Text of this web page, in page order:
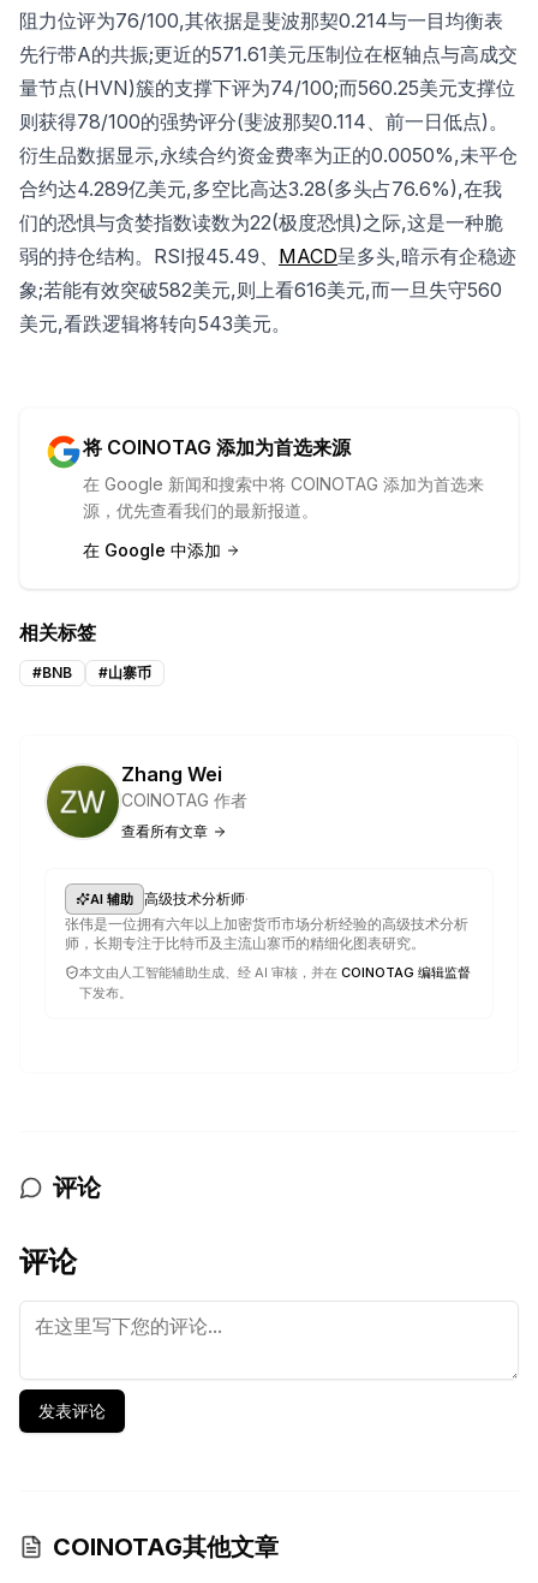
阻力位评为76/100,其依据是斐波那契0.214与一目均衡表
先行带A的共振;更近的571.61美元压制位在枢轴点与高成交
量节点(HVN)簇的支撑下评为74/100;而560.25美元支撑位
则获得78/100的强势评分(斐波那契0.114、前一日低点)。
衍生品数据显示,永续合约资金费率为正的0.0050%,未平仓
合约达4.289亿美元,多空比高达3.28(多头占76.6%),在我
们的恐惧与贪婪指数读数为22(极度恐惧)之际,这是一种脆
弱的持仓结构。RSI报45.49、 MACD呈多头,暗示有企稳迹
象;若能有效突破582美元,则上看616美元,而一旦失守560
美元,看跌逻辑将转向543美元。
将 COINOTAG 添加为首选来源
在 Google 新闻和搜索中将 COINOTAG 添加为首选来
源，优先查看我们的最新报道。
在 Google 中添加
相关标签
#BNB #山寨币
Zhang Wei
COINOTAG 作者
查看所有文章
AI 辅助 高级技术分析师·
张伟是一位拥有六年以上加密货币市场分析经验的高级技术分析
师，长期专注于比特币及主流山寨币的精细化图表研究。
本文由人工智能辅助生成、经 AI 审核，并在 COINOTAG 编辑监督
下发布。
评论
评论
发表评论
COINOTAG其他文章